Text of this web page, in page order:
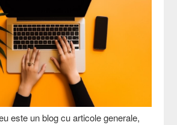
este un blog cu articole generale,